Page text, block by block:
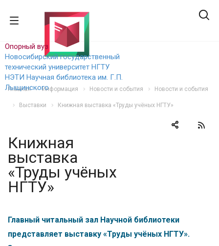
Опорный вуз
Новосибирский государственный
технический университет НГТУ
НЭТИ Научная библиотека им. Г.П.
Лыщинского
Главная Информация Новости и события Новости и события
Выставки Книжная выставка «Труды учёных НГТУ»
Книжная
выставка
«Труды учёных
НГТУ»
Главный читальный зал Научной библиотеки
представляет выставку «Труды учёных НГТУ».